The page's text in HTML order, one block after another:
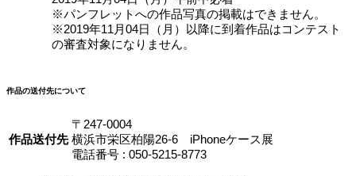
※パンフレットへの作品写真の掲載はできません。
※2019年11月04日（月）以降に到着作品はコンテスト
の審査対象になりません。
作品の送付先について
作品送付先
〒247-0004
横浜市栄区柏陽26-6 iPhoneケース展
電話番号 : 050-5215-8773